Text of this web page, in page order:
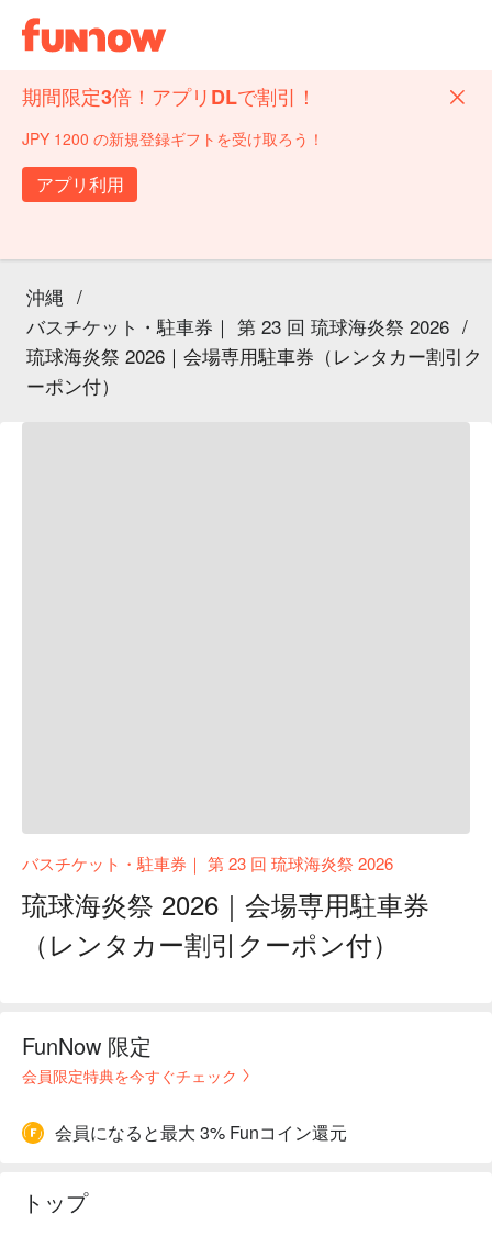
期間限定3倍！アプリDLで割引！
JPY 1200 の新規登録ギフトを受け取ろう！
アプリ利用
沖縄 /
バスチケット・駐車券｜ 第 23 回 琉球海炎祭 2026 /
琉球海炎祭 2026｜会場専用駐車券（レンタカー割引ク
ーポン付）
バスチケット・駐車券｜ 第 23 回 琉球海炎祭 2026
琉球海炎祭 2026｜会場専用駐車券
（レンタカー割引クーポン付）
FunNow 限定
会員限定特典を今すぐチェック
会員になると最大 3% Funコイン還元
トップ